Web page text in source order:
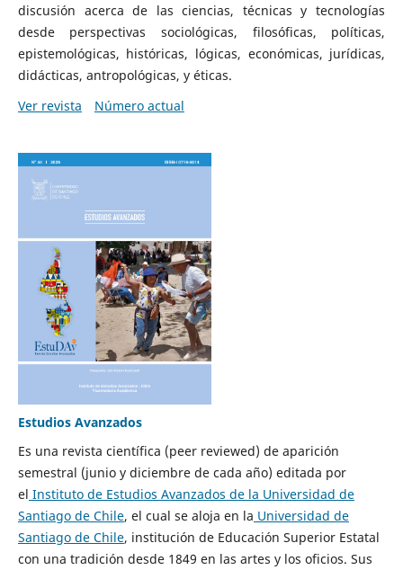
discusión acerca de las ciencias, técnicas y tecnologías
desde perspectivas sociológicas, filosóficas, políticas,
epistemológicas, históricas, lógicas, económicas, jurídicas,
didácticas, antropológicas, y éticas.
Ver revista
Número actual
Estudios Avanzados
Es una revista científica (peer reviewed) de aparición
semestral (junio y diciembre de cada año) editada por
el Instituto de Estudios Avanzados de la Universidad de
Santiago de Chile, el cual se aloja en la Universidad de
Santiago de Chile, institución de Educación Superior Estatal
con una tradición desde 1849 en las artes y los oficios. Sus